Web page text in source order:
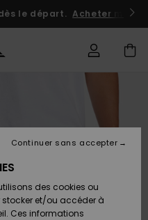
le départ. Acheter
des cookies ou
et/ou accéder à
Ces informations
Continuer sans accepter